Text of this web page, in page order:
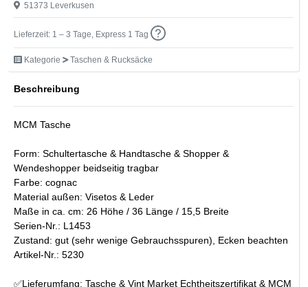
51373 Leverkusen
Lieferzeit: 1 – 3 Tage, Express 1 Tag
Kategorie Taschen & Rucksäcke
Beschreibung
MCM Tasche
Form: Schultertasche & Handtasche & Shopper &
Wendeshopper beidseitig tragbar
Farbe: cognac
Material außen: Visetos & Leder
Maße in ca. cm: 26 Höhe / 36 Länge / 15,5 Breite
Serien-Nr.: L1453
Zustand: gut (sehr wenige Gebrauchsspuren), Ecken beachten
Artikel-Nr.: 5230
✅Lieferumfang: Tasche & Vint Market Echtheitszertifikat & MCM